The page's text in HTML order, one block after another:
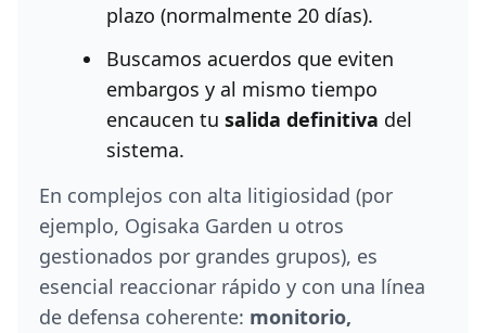
plazo (normalmente 20 días).
Buscamos acuerdos que eviten
embargos y al mismo tiempo
encaucen tu salida definitiva del
sistema.
En complejos con alta litigiosidad (por
ejemplo, Ogisaka Garden u otros
gestionados por grandes grupos), es
esencial reaccionar rápido y con una línea
de defensa coherente: monitorio,